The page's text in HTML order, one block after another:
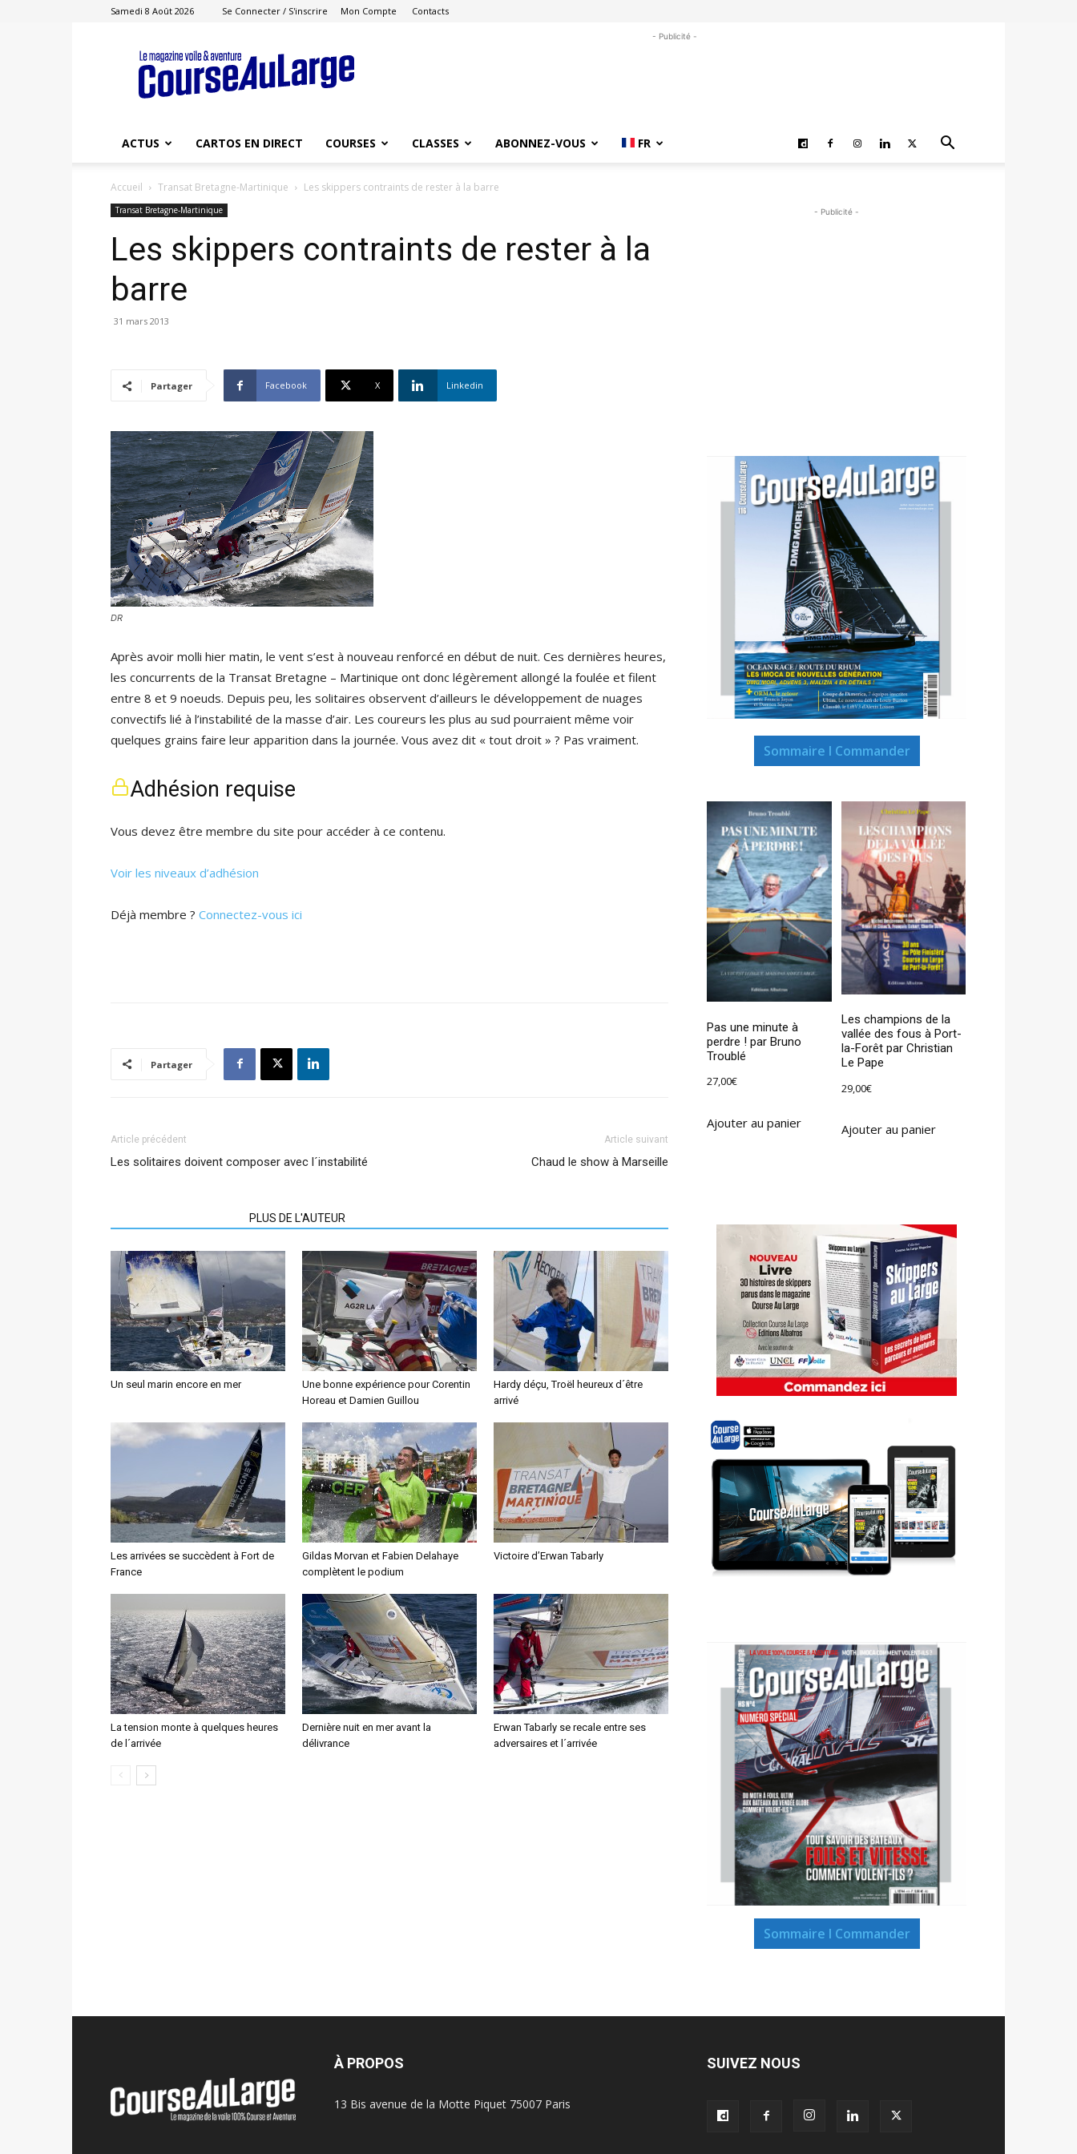
Samedi 8 Août 2026 Se Connecter / S'inscrire Mon Compte Contacts
Course
au
Large
- Publicité -
ACTUS CARTOS EN DIRECT COURSES CLASSES ABONNEZ-VOUS FR
Accueil Transat Bretagne-Martinique Les skippers contraints de rester à la barre
Transat Bretagne-Martinique
Les skippers contraints de rester à la
barre
31 mars 2013
Partager Facebook X Linkedin
DR
Après avoir molli hier matin, le vent s’est à nouveau renforcé en début de nuit. Ces dernières heures,
les concurrents de la Transat Bretagne – Martinique ont donc légèrement allongé la foulée et filent
entre 8 et 9 noeuds. Depuis peu, les solitaires observent d’ailleurs le développement de nuages
convectifs lié à l’instabilité de la masse d’air. Les coureurs les plus au sud pourraient même voir
quelques grains faire leur apparition dans la journée. Vous avez dit « tout droit » ? Pas vraiment.
Adhésion requise
Vous devez être membre du site pour accéder à ce contenu.
Voir les niveaux d’adhésion
Déjà membre ? Connectez-vous ici
Partager
Article précédent
Les solitaires doivent composer avec l´instabilité
Article suivant
Chaud le show à Marseille
PLUS DE L'AUTEUR
Un seul marin encore en mer
Une bonne expérience pour Corentin
Horeau et Damien Guillou
Hardy déçu, Troël heureux d´être
arrivé
Les arrivées se succèdent à Fort de
France
Gildas Morvan et Fabien Delahaye
complètent le podium
Victoire d’Erwan Tabarly
La tension monte à quelques heures
de l´arrivée
Dernière nuit en mer avant la
délivrance
Erwan Tabarly se recale entre ses
adversaires et l´arrivée
- Publicité -
Sommaire I Commander
Pas une minute à
perdre ! par Bruno
Troublé
27,00€
Ajouter au panier
Les champions de la
vallée des fous à Port-
la-Forêt par Christian
Le Pape
29,00€
Ajouter au panier
Sommaire I Commander
À PROPOS
13 Bis avenue de la Motte Piquet 75007 Paris
SUIVEZ NOUS